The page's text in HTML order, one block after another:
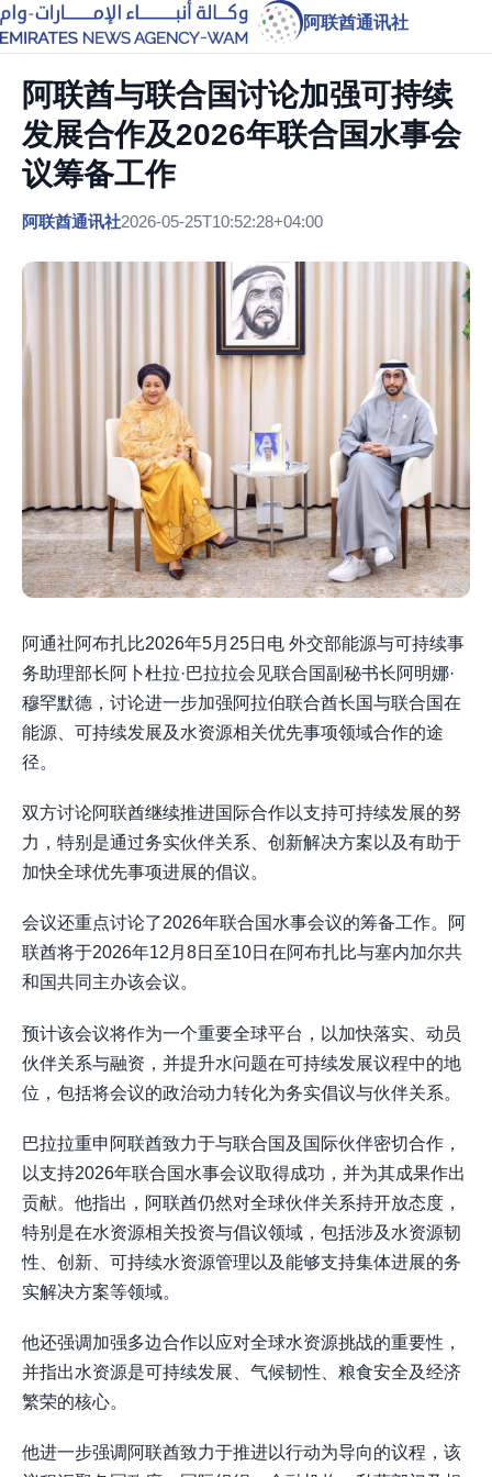
阿联酋通讯社
阿联酋与联合国讨论加强可持续
发展合作及2026年联合国水事会
议筹备工作
阿联酋通讯社2026-05-25T10:52:28+04:00
阿通社阿布扎比2026年5月25日电 外交部能源与可持续事
务助理部长阿卜杜拉·巴拉拉会见联合国副秘书长阿明娜·
穆罕默德，讨论进一步加强阿拉伯联合酋长国与联合国在
能源、可持续发展及水资源相关优先事项领域合作的途
径。
双方讨论阿联酋继续推进国际合作以支持可持续发展的努
力，特别是通过务实伙伴关系、创新解决方案以及有助于
加快全球优先事项进展的倡议。
会议还重点讨论了2026年联合国水事会议的筹备工作。阿
联酋将于2026年12月8日至10日在阿布扎比与塞内加尔共
和国共同主办该会议。
预计该会议将作为一个重要全球平台，以加快落实、动员
伙伴关系与融资，并提升水问题在可持续发展议程中的地
位，包括将会议的政治动力转化为务实倡议与伙伴关系。
巴拉拉重申阿联酋致力于与联合国及国际伙伴密切合作，
以支持2026年联合国水事会议取得成功，并为其成果作出
贡献。他指出，阿联酋仍然对全球伙伴关系持开放态度，
特别是在水资源相关投资与倡议领域，包括涉及水资源韧
性、创新、可持续水资源管理以及能够支持集体进展的务
实解决方案等领域。
他还强调加强多边合作以应对全球水资源挑战的重要性，
并指出水资源是可持续发展、气候韧性、粮食安全及经济
繁荣的核心。
他进一步强调阿联酋致力于推进以行动为导向的议程，该